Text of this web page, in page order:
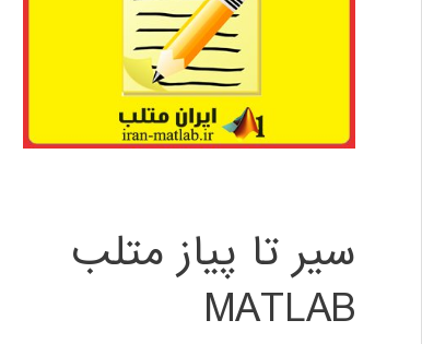
سیر تا پیاز متلب
MATLAB